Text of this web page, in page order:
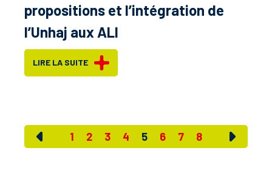
propositions et l’intégration de
l’Unhaj aux ALI
LIRE LA SUITE
1 2 3 4 5 6 7 8